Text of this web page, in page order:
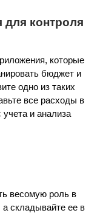
для контроля
которые
бюджет и
одно из таких
все расходы в
учета и анализа
весомую роль в
складывайте ее в